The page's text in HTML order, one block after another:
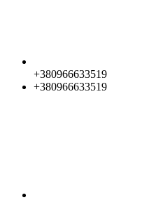
+380966633519
+380966633519